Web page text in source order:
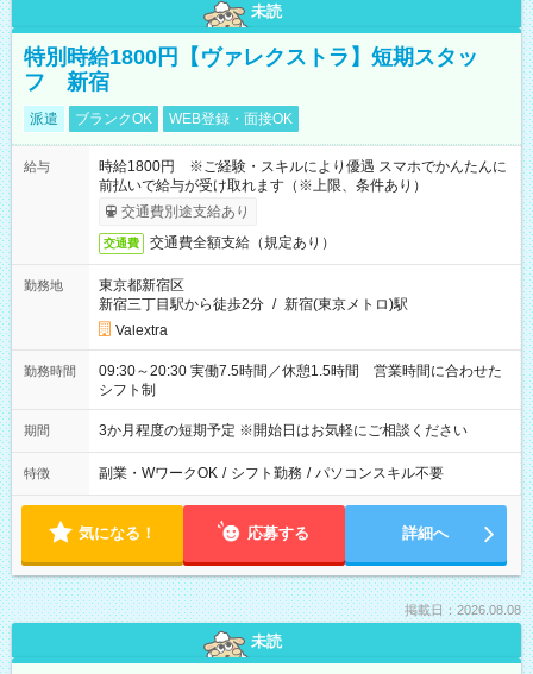
未読
特別時給1800円【ヴァレクストラ】短期スタッ
フ 新宿
派遣 ブランクOK WEB登録・面接OK
給与
時給1800円 ※ご経験・スキルにより優遇 スマホでかんたんに
前払いで給与が受け取れます（※上限、条件あり）
交通費別途支給あり
交通費 交通費全額支給（規定あり）
勤務地
東京都新宿区
新宿三丁目駅から徒歩2分 / 新宿(東京メトロ)駅
Valextra
勤務時間
09:30～20:30 実働7.5時間／休憩1.5時間 営業時間に合わせた
シフト制
期間 3か月程度の短期予定 ※開始日はお気軽にご相談ください
特徴 副業・WワークOK / シフト勤務 / パソコンスキル不要
気になる！ 応募する 詳細へ
掲載日：2026.08.08
未読